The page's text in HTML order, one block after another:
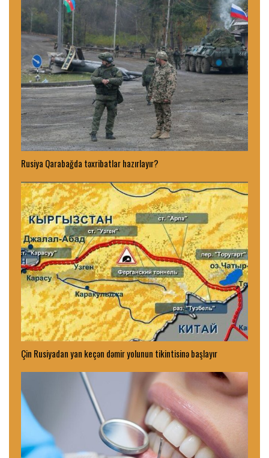
Rusiya Qarabağda təxribatlar hazırlayır?
Çin Rusiyadan yan keçən dəmir yolunun tikintisinə başlayır